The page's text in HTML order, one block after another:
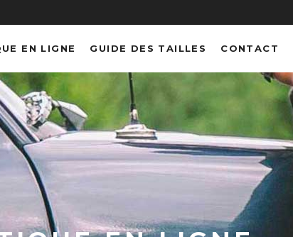
EN LIGNE GUIDE DES TAILLES CONTACT